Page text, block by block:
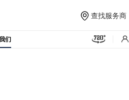
 查找服务商
们  